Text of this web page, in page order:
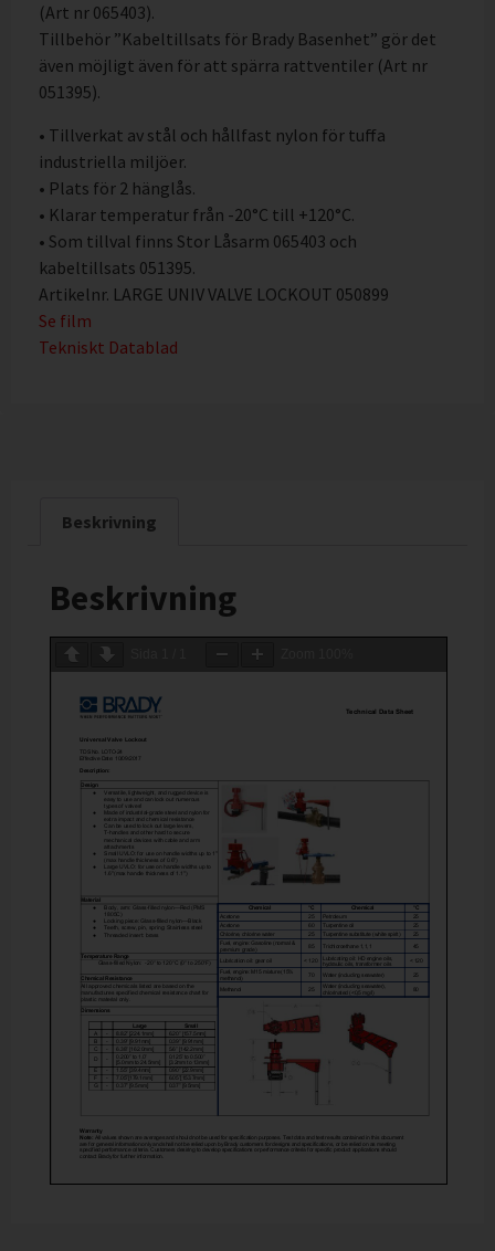
(Art nr 065403).
Tillbehör ”Kabeltillsats för Brady Basenhet” gör det
även möjligt även för att spärra rattventiler (Art nr
051395).
• Tillverkat av stål och hållfast nylon för tuffa
industriella miljöer.
• Plats för 2 hänglås.
• Klarar temperatur från -20°C till +120°C.
• Som tillval finns Stor Låsarm 065403 och
kabeltillsats 051395.
Artikelnr. LARGE UNIV VALVE LOCKOUT 050899
Se film
Tekniskt Datablad
Beskrivning
Beskrivning